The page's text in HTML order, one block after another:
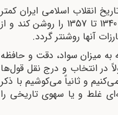
انقلاب اسلامی ایران کمتر
مورد توجه قرار گرفته است و می‌تواند گوشه‌ای از تاریخ پر حادثه بین سال‌های 1340 تا 1357 را روشن کند و از
آنها روشنتر گردد.
به میزان سواد، دقت و حافظه
در انتخاب و درج نقل قول‌ها
و ثانیاً می‌کوشیم با ذکر
غلط و یا سهوی تاریخی را